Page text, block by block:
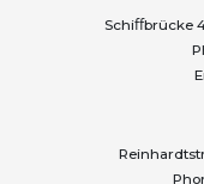
Schiﬀbrücke